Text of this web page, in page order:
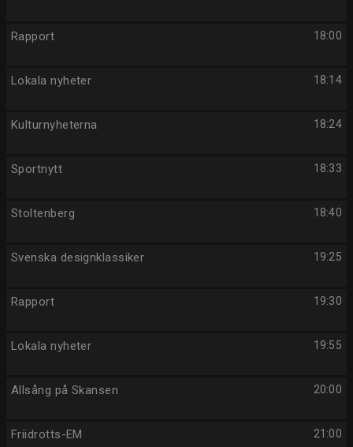
18:00
Rapport
18:14
Lokala nyheter
18:24
Kulturnyheterna
18:33
Sportnytt
18:40
Stoltenberg
19:25
Svenska designklassiker
19:30
Rapport
19:55
Lokala nyheter
20:00
Allsång på Skansen
21:00
Friidrotts-EM